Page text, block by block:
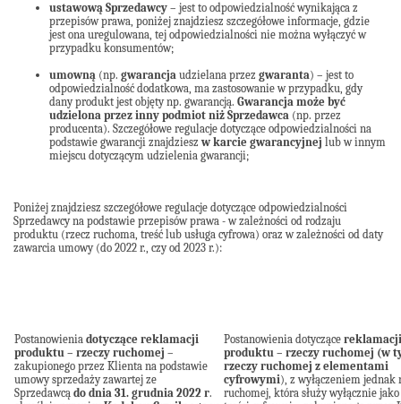
ustawową Sprzedawcy – jest to odpowiedzialność wynikająca z
przepisów prawa, poniżej znajdziesz szczegółowe informacje, gdzie
jest ona uregulowana, tej odpowiedzialności nie można wyłączyć w
przypadku konsumentów;
umowną (np. gwarancja udzielana przez gwaranta) – jest to
odpowiedzialność dodatkowa, ma zastosowanie w przypadku, gdy
dany produkt jest objęty np. gwarancją. Gwarancja może być
udzielona przez inny podmiot niż Sprzedawca (np. przez
producenta). Szczegółowe regulacje dotyczące odpowiedzialności na
podstawie gwarancji znajdzieszw karcie gwarancyjnej lub w innym
miejscu dotyczącym udzielenia gwarancji;
Poniżej znajdziesz szczegółowe regulacje dotyczące odpowiedzialności
Sprzedawcy na podstawie przepisów prawa - w zależności od rodzaju
produktu (rzecz ruchoma, treść lub usługa cyfrowa) oraz w zależności od daty
zawarcia umowy (do 2022 r., czy od 2023 r.):
Postanowienia dotyczące reklamacji
produktu – rzeczy ruchomej –
zakupionego przez Klienta na podstawie
umowy sprzedaży zawartej ze
Sprzedawcą do dnia 31. grudnia 2022 r.
Postanowienia dotyczące reklamacji
produktu – rzeczy ruchomej (w
rzeczy ruchomej z elementami
cyfrowymi), z wyłączeniem jednak
ruchomej, która służy wyłącznie